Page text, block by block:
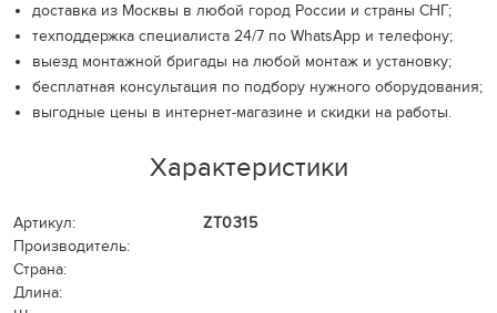
доставка из Москвы в любой город России и страны СНГ;
техподдержка специалиста 24/7 по WhatsApp и телефону;
выезд монтажной бригады на любой монтаж и установку;
бесплатная консультация по подбору нужного оборудования;
выгодные цены в интернет-магазине и скидки на работы.
Характеристики
Артикул:
ZT0315
Производитель:
Страна:
Длина: